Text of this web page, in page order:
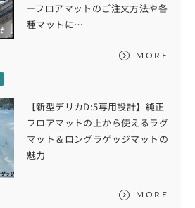
ーフロアマットのご注文方法や各
種マットに…
MORE
【新型デリカD:5専用設計】純正
フロアマットの上から使えるラグ
マット＆ロングラゲッジマットの
魅力
MORE